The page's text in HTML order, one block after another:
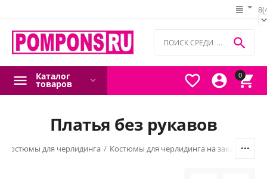
0




Каталог
товаров
Платья без рукавов
Костюмы для черлидинга / Костюмы для черлидинга на заказ /